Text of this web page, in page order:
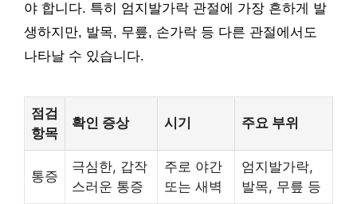
야 합니다. 특히 엄지발가락 관절에 가장 흔하게 발
생하지만, 발목, 무릎, 손가락 등 다른 관절에서도
나타날 수 있습니다.
점검
항목
확인 증상 시기 주요 부위
통증
극심한, 갑작
스러운 통증
주로 야간
또는 새벽
엄지발가락,
발목, 무릎 등